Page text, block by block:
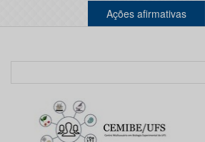
Ações afirmativas